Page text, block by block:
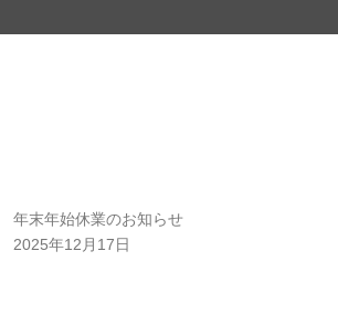
年末年始休業のお知らせ
2025年12月17日